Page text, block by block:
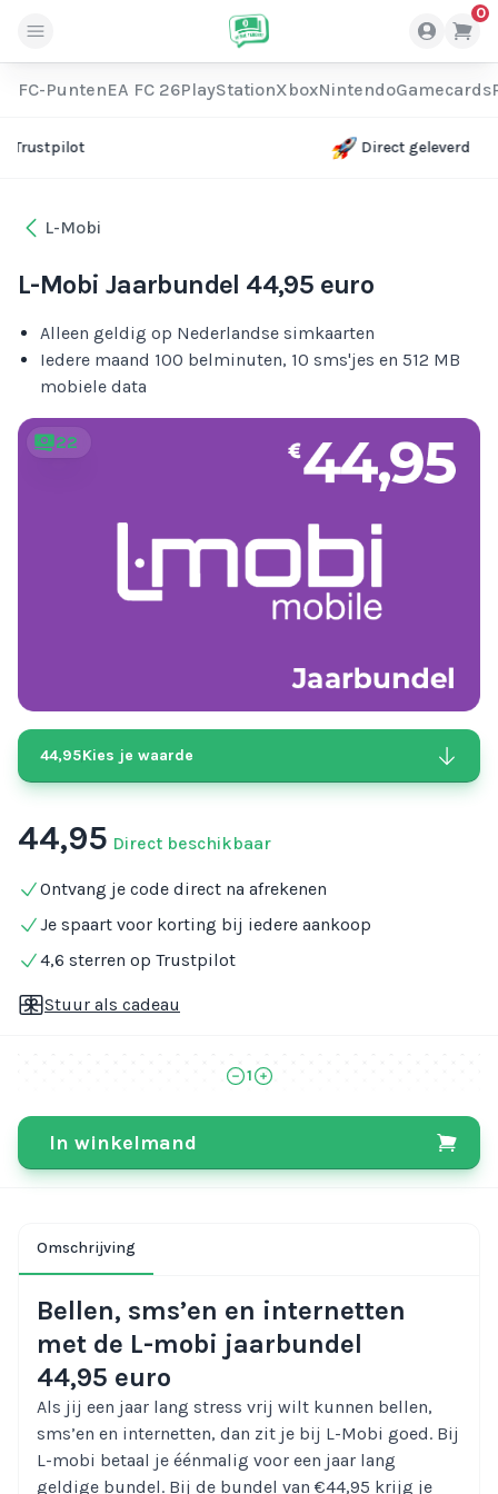
0
FC-PuntenEA FC 26PlayStationXboxNintendoGamecards
L-Mobi
L-Mobi Jaarbundel 44,95 euro
Alleen geldig op Nederlandse simkaarten
Iedere maand 100 belminuten, 10 sms'jes en 512 MB
mobiele data
22
44,95Kies je waarde
44,95 Direct beschikbaar
Ontvang je code direct na afrekenen
Je spaart voor korting bij iedere aankoop
4,6 sterren op Trustpilot
Stuur als cadeau
1
In winkelmand
Omschrijving
Bellen, sms’en en internetten
met de L-mobi jaarbundel
44,95 euro
Als jij een jaar lang stress vrij wilt kunnen bellen,
sms’en en internetten, dan zit je bij L-Mobi goed. Bij
L-mobi betaal je éénmalig voor een jaar lang
geldige bundel. Bij de bundel van €44,95 krijg je